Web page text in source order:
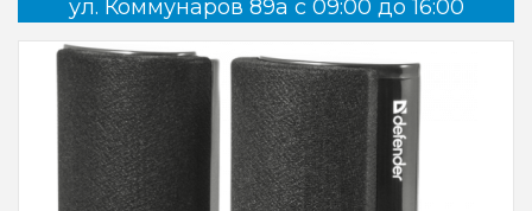
ул. Коммунаров 89а с 09:00 до 16:00